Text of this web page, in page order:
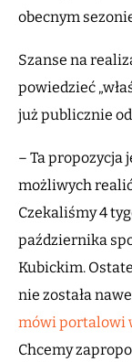
obecnym
Szanse na
powiedzieć
już publicznie
– Ta propozycja
możliwych
Czekaliśmy 4
października
Kubickim.
nie została
mówi portalowi
Chcemy